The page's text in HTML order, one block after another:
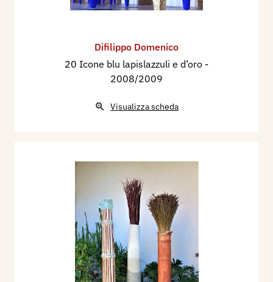
Difilippo Domenico
20 Icone blu lapislazzuli e d’oro -
2008/2009
Visualizza scheda